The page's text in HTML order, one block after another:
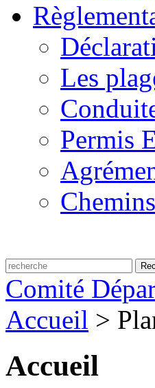
Les
Permis
Comité
Accueil >
Accueil